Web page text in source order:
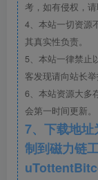
园林美学，
园林是在一
为素材，遵循科
赏玩的现实生活
园林艺术是
考，如有侵权，请
4、本站一切资源
其真实性负责。
5、本站一律禁止
客发现请向站长
6、本站资源大多
会第一时间更新。
7、下载地
制到磁力链